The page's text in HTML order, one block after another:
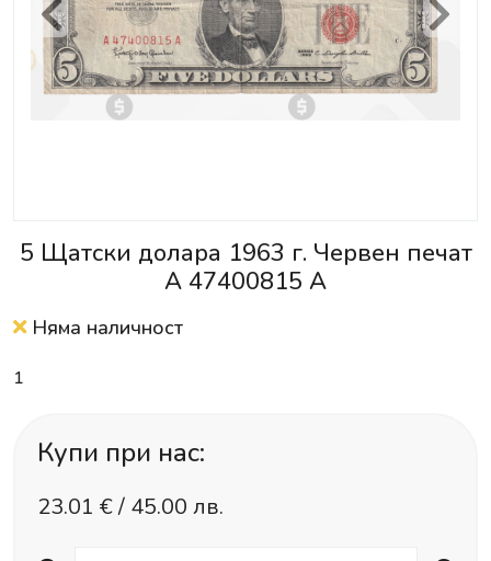
Previous Next
5 Щатски долара 1963 г. Червен печат
A 47400815 А
Няма наличност
1
Купи при нас:
23.01 € / 45.00 лв.